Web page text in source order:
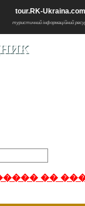
tour.RK-Ukraina.com
туристичний інформаційний
��